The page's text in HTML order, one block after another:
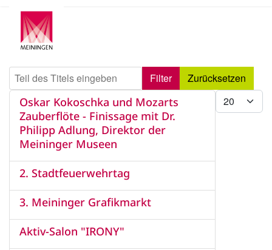
Teil des Titels eingeben Filter Zurücksetzen
Anzeige #
Oskar Kokoschka und Mozarts
Zauberflöte - Finissage mit Dr.
Philipp Adlung, Direktor der
Meininger Museen
2. Stadtfeuerwehrtag
3. Meininger Grafikmarkt
Aktiv-Salon "IRONY"